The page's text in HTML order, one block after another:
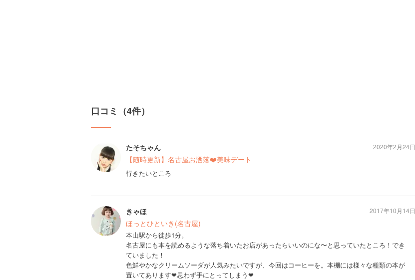
口コミ（4件）
たそちゃん
【随時更新】名古屋お洒落❤️美味デート
行きたいところ
2020年2月24日
きゃほ
ほっとひといき(名古屋)
本山駅から徒歩1分。
名古屋にも本を読めるような落ち着いたお店があったらいいのにな〜と思っていたところ！でき
ていました！
色鮮やかなクリームソーダが人気みたいですが、今回はコーヒーを。本棚には様々な種類の本が
置いてあります❤︎思わず手にとってしまう❤︎
2017年10月14日